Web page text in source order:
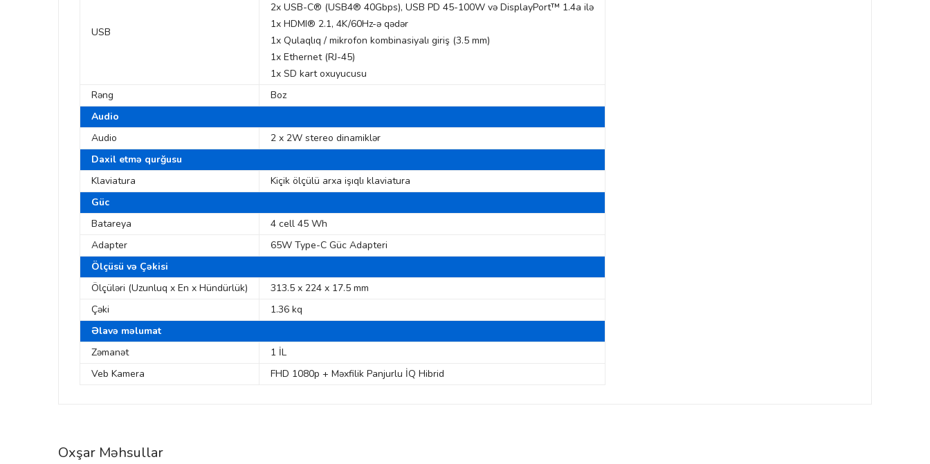
USB
2x USB-C® (USB4® 40Gbps), USB PD 45-100W və DisplayPort™ 1.4a ilə
1x HDMI® 2.1, 4K/60Hz-ə qədər
1x Qulaqlıq / mikrofon kombinasiyalı giriş (3.5 mm)
1x Ethernet (RJ-45)
1x SD kart oxuyucusu
Rəng
Boz
Audio
Audio
2 x 2W stereo dinamiklər
Daxil etmə qurğusu
Klaviatura
Kiçik ölçülü arxa işıqlı klaviatura
Güc
Batareya
4 cell 45 Wh
Adapter
65W Type-C Güc Adapteri
Ölçüsü və Çəkisi
Ölçüləri (Uzunluq x En x Hündürlük)
313.5 x 224 x 17.5 mm
Çəki
1.36 kq
Əlavə məlumat
Zəmanət
1 İL
Veb Kamera
FHD 1080p + Məxfilik Panjurlu İQ Hibrid
Oxşar Məhsullar